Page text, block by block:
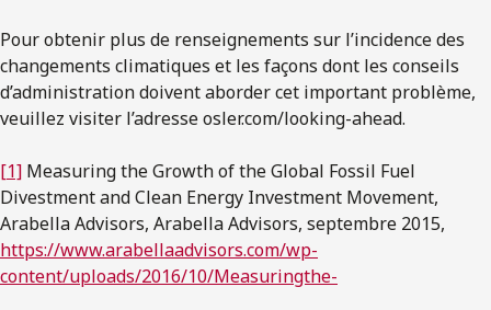
Pour obtenir plus de renseignements sur l’incidence des
changements climatiques et les façons dont les conseils
d’administration doivent aborder cet important problème,
veuillez visiter l’adresse osler.com/looking-ahead.
[1] Measuring the Growth of the Global Fossil Fuel
Divestment and Clean Energy Investment Movement,
Arabella Advisors, Arabella Advisors, septembre 2015,
https://www.arabellaadvisors.com/wp-
content/uploads/2016/10/Measuringthe-